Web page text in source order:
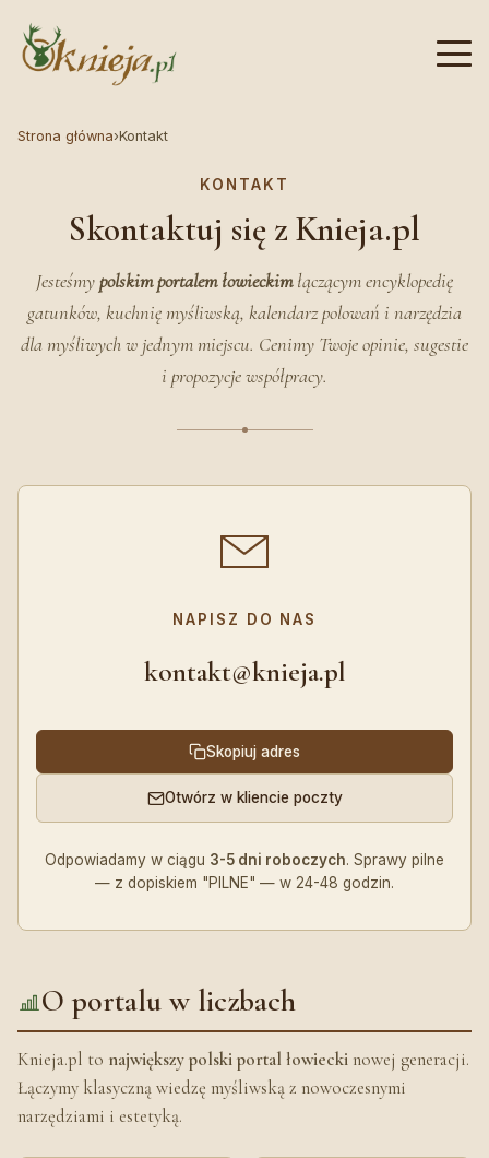
Strona główna›Kontakt
KONTAKT
Skontaktuj się z Knieja.pl
Jesteśmypolskim portalem łowieckimłączącym encyklopedię
gatunków, kuchnię myśliwską, kalendarz polowań i narzędzia
dla myśliwych w jednym miejscu. Cenimy Twoje opinie, sugestie
i propozycje współpracy.
NAPISZ DO NAS
kontakt@knieja.pl
Skopiuj adres
Otwórz w kliencie poczty
Odpowiadamy w ciągu 3-5 dni roboczych. Sprawy pilne
— z dopiskiem "PILNE" — w 24-48 godzin.
O portalu w liczbach
Knieja.pl to największy polski portal łowiecki nowej generacji.
Łączymy klasyczną wiedzę myśliwską z nowoczesnymi
narzędziami i estetyką.